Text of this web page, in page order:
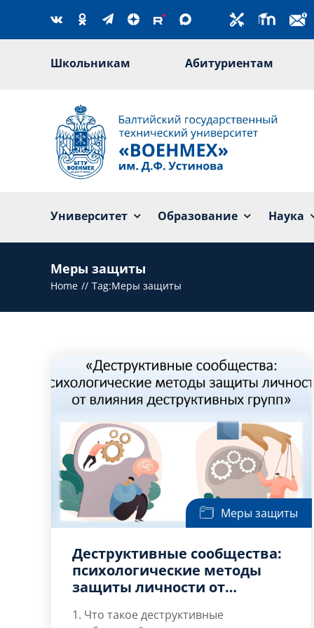
content
Школьникам Абитуриентам
Университет Образование Наука
Меры защиты
Home Tag:Меры защиты
Меры защиты
Деструктивные сообщества:
психологические методы
защиты личности от
групп
1. Что такое деструктивные